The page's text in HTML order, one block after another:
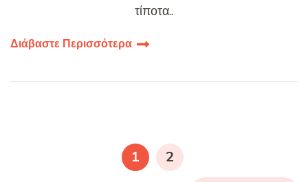
τίποτα..
Διάβαστε Περισσότερα
ΣΕΛΊΔΑ
1 ΣΕΛΊΔΑ
2